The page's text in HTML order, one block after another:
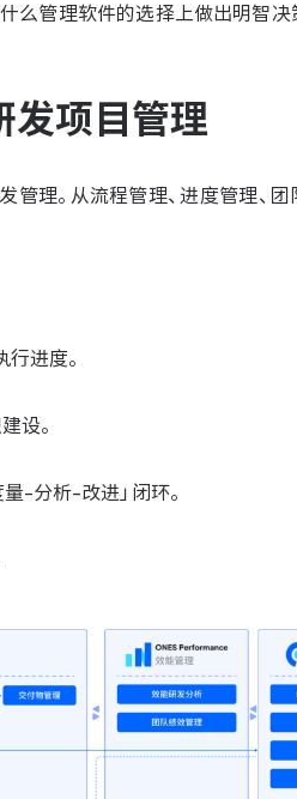
么管理软件的选择上做出明智决
发项目管理
理。从流程管理、进度管理、团
进度。
设。
-分析-改进」闭环。